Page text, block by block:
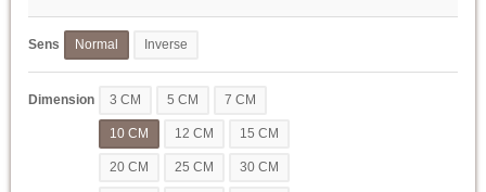
Sens Normal Inverse
Dimension 3 CM 5 CM 7 CM
10 CM 12 CM 15 CM
20 CM 25 CM 30 CM